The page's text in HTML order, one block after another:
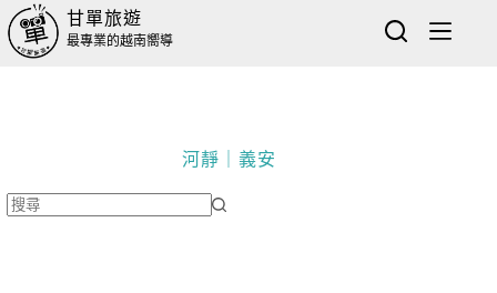
甘單旅遊
最專業的越南嚮導
河靜｜義安